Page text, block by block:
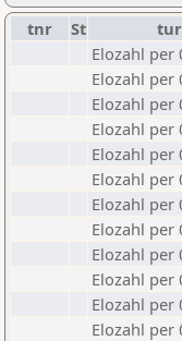
tnr St
Elozahl per
Elozahl per
Elozahl per
Elozahl per
Elozahl per
Elozahl per
Elozahl per
Elozahl per
Elozahl per
Elozahl per
Elozahl per
Elozahl per